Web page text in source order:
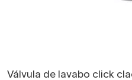
Válvula de lavabo click